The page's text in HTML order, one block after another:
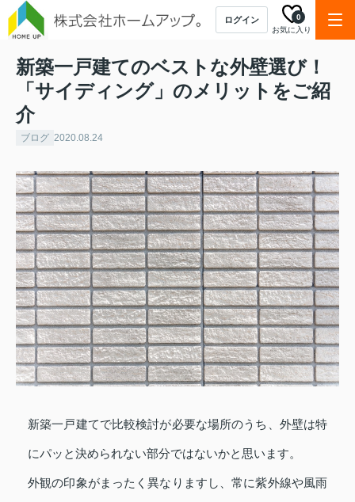
ログイン
お気に入り
0
新築一戸建てのベストな外壁選び！
「サイディング」のメリットをご紹
介
ブログ 2020.08.24
新築一戸建てで比較検討が必要な場所のうち、外壁は特
にパッと決められない部分ではないかと思います。
外観の印象がまったく異なりますし、常に紫外線や風雨